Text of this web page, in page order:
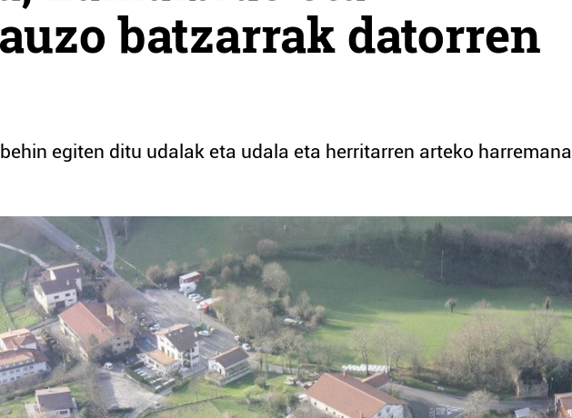
batzarrak datorren
egiten ditu udalak eta udala eta herritarren arteko harremana